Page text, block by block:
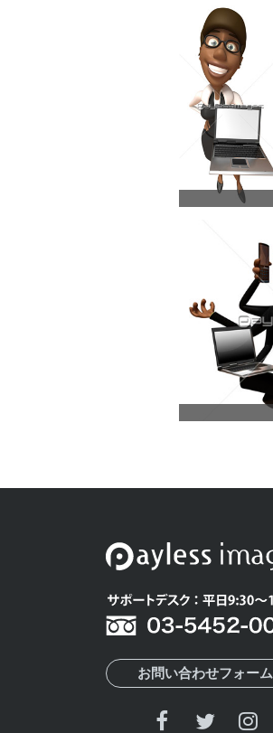
お問い合わせフォーム